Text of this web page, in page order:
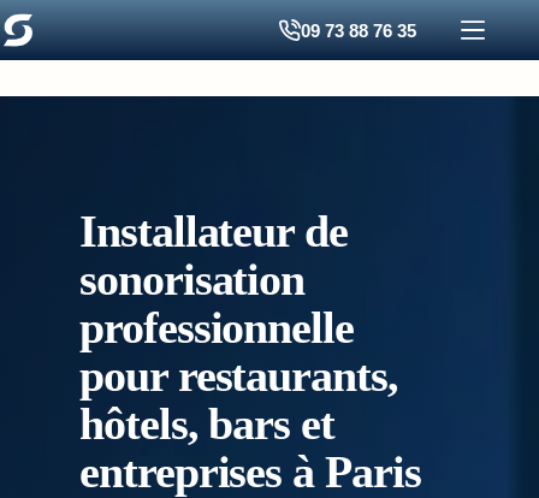
Passer
au
contenu
09 73 88 76 35
Installateur de
sonorisation
professionnelle
pour restaurants,
hôtels, bars et
entreprises à Paris